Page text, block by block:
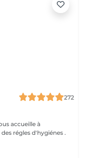
272
accueille à
régles d'hygiénes .